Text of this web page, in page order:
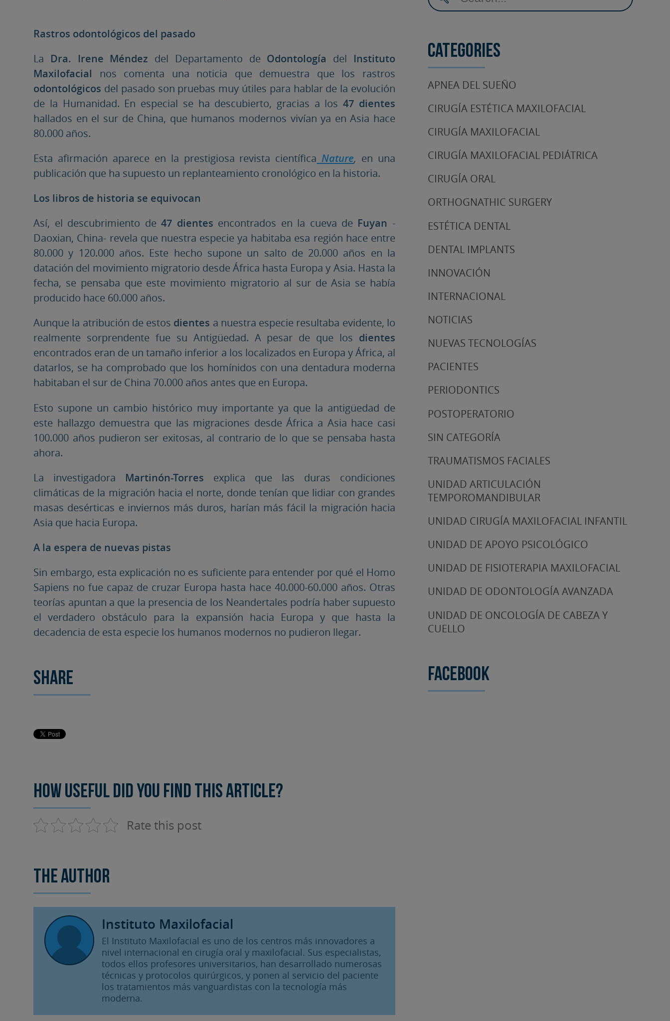
Rastros odontológicos del pasado
La Dra. Irene Méndez del Departamento de Odontología del Instituto
Maxilofacial nos comenta una noticia que demuestra que los rastros
odontológicos del pasado son pruebas muy útiles para hablar de la evolución
de la Humanidad. En especial se ha descubierto, gracias a los47 dientes
hallados en el sur de China, que humanos modernos vivían ya en Asia hace
80.000 años.
Esta afirmación aparece en la prestigiosa revista científica Nature, en una
publicación que ha supuesto un replanteamiento cronológico en la historia.
Los libros de historia se equivocan
Así, el descubrimiento de47 dientes encontrados en la cueva de Fuyan -
Daoxian, China- revela que nuestra especie ya habitaba esa región hace entre
80.000 y 120.000 años. Este hecho supone un salto de 20.000 años en la
datación del movimiento migratorio desde África hasta Europa y Asia. Hasta la
fecha, se pensaba que este movimiento migratorio al sur de Asia se había
producido hace 60.000 años.
Aunque la atribución de estos dientes a nuestra especie resultaba evidente, lo
realmente sorprendente fue su Antigüedad. A pesar de que los dientes
encontrados eran de un tamaño inferior a los localizados en Europa y África, al
datarlos, se ha comprobado que los homínidos con una dentadura moderna
habitaban el sur de China 70.000 años antes que en Europa.
Esto supone un cambio histórico muy importante ya que la antigüedad de
este hallazgo demuestra que las migraciones desde África a Asia hace casi
100.000 años pudieron ser exitosas, al contrario de lo que se pensaba hasta
ahora.
La investigadora Martinón-Torres explica que las duras condiciones
climáticas de la migración hacia el norte, donde tenían que lidiar con grandes
masas desérticas e inviernos más duros, harían más fácil la migración hacia
Asia que hacia Europa.
A la espera de nuevas pistas
Sin embargo, esta explicación no es suficiente para entender por qué el Homo
Sapiens no fue capaz de cruzar Europa hasta hace 40.000-60.000 años. Otras
teorías apuntan a que la presencia de los Neandertales podría haber supuesto
el verdadero obstáculo para la expansión hacia Europa y que hasta la
decadencia de esta especie los humanos modernos no pudieron llegar.
Share
How useful did you find this article?
Rate this post
The author
Instituto Maxilofacial
El Instituto Maxilofacial es uno de los centros más innovadores a
nivel internacional en cirugía oral y maxilofacial. Sus especialistas,
todos ellos profesores universitarios, han desarrollado numerosas
técnicas y protocolos quirúrgicos, y ponen al servicio del paciente
los tratamientos más vanguardistas con la tecnología más
moderna.
Categories
APNEA DEL SUEÑO
CIRUGÍA ESTÉTICA MAXILOFACIAL
CIRUGÍA MAXILOFACIAL
CIRUGÍA MAXILOFACIAL PEDIÁTRICA
CIRUGÍA ORAL
ORTHOGNATHIC SURGERY
ESTÉTICA DENTAL
DENTAL IMPLANTS
INNOVACIÓN
INTERNACIONAL
NOTICIAS
NUEVAS TECNOLOGÍAS
PACIENTES
PERIODONTICS
POSTOPERATORIO
SIN CATEGORÍA
TRAUMATISMOS FACIALES
UNIDAD ARTICULACIÓN
TEMPOROMANDIBULAR
UNIDAD CIRUGÍA MAXILOFACIAL INFANTIL
UNIDAD DE APOYO PSICOLÓGICO
UNIDAD DE FISIOTERAPIA MAXILOFACIAL
UNIDAD DE ODONTOLOGÍA AVANZADA
UNIDAD DE ONCOLOGÍA DE CABEZA Y
CUELLO
Facebook